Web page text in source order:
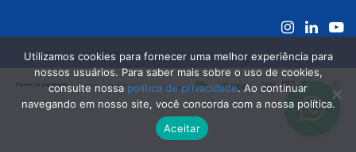
Utilizamos cookies para fornecer uma melhor experiência para
nossos usuários. Para saber mais sobre o uso de cookies,
consulte nossa política de privacidade. Ao continuar
navegando em nosso site, você concorda com a nossa política.
Aceitar